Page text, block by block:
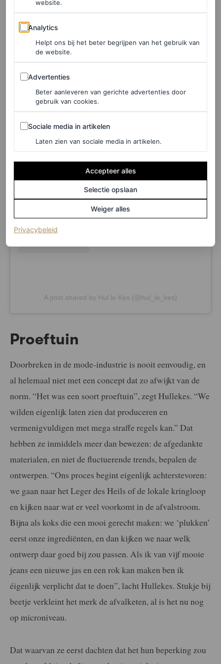
View this post on Instagram
A post shared by Hul le Kes (@hul_le_kes)
Proeftuin
Doorbreken in de mode-industrie is nooit eenvoudig, en
al helemaal niet met een concept dat zo afwijkt van de
norm. “Het was een soort proeftuin”, zegt Hullekes. “We
wilden eigenlijk laten zien dat produceren en
vermenigvuldigen met mega straffe regels kan.” Dat
hebben ze inmiddels meer dan bewezen: de afgedankte
materialen, en niet de fluctuerende trends, bepalen de
ontwerpen. “Ons proces begint eigenlijk achterstevoren:
we gaan naar het Leger des Heils of de lokale kringloop
en kijken naar wat er veel voorkomt in de afvalstroom.
Bijna als koks die een mooi gerecht maken: we ‘plukken’
eerst onze ingrediënten, en dan kijken we naar welk
ontwerp daar goed bij zou passen. Als ik van vijf mooie
jeans een nieuwe jas en een rok kan maken ben ik
éigenlijk verplicht dat te doen”, lacht Hullekes. Stukje bij
beetje verkleint het merk de afvalketen, al is het nu nog
op microniveau.
Dat waarvan ze eerst dachten dat het hun beperking zou
website.
Analytics
Analytics
Helpt ons bij het beter begrijpen van het gebruik van
de website.
Advertenties
Advertenties
Beter aanleveren van gerichte advertenties door
gebruik van cookies.
Sociale media in artikelen
Sociale media in artikelen
Laten zien van sociale media in artikelen.
Accepteer alles
Selectie opslaan
Weiger alles
Privacybeleid